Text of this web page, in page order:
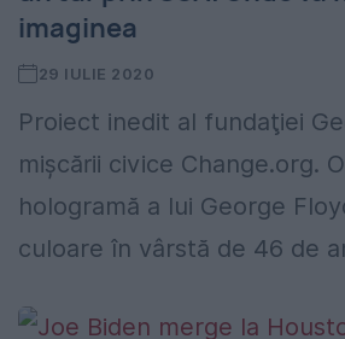
imaginea
29 IULIE 2020
Proiect inedit al fundaţiei
mişcării civice Change.org.
hologramă a lui George
culoare în vârstă de 46 de